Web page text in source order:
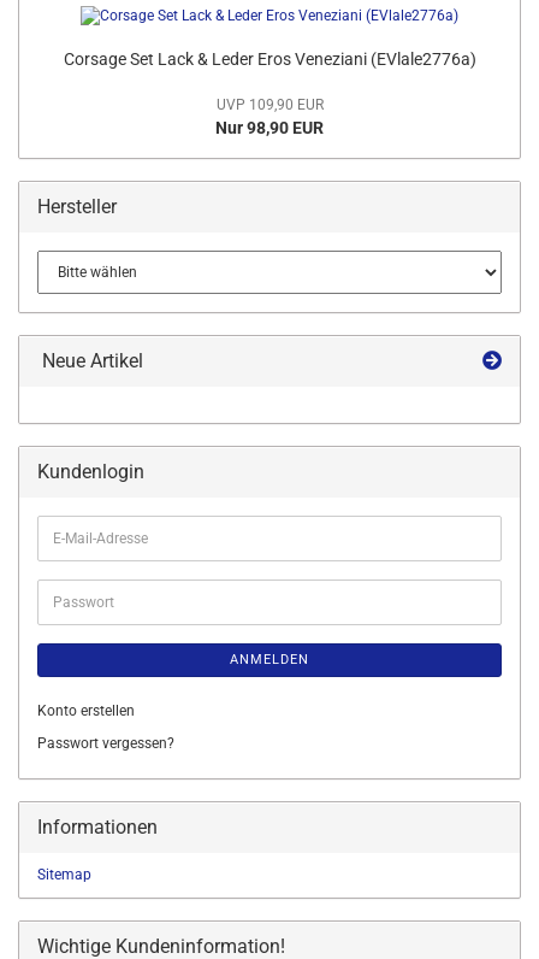
Corsage Set Lack & Leder Eros Veneziani (EVlale2776a)
UVP 109,90 EUR
Nur 98,90 EUR
Hersteller
Neue Artikel
Kundenlogin
E-
Mail-
Adresse
Passwort
ANMELDEN
Konto erstellen
Passwort vergessen?
Informationen
Sitemap
Wichtige Kundeninformation!